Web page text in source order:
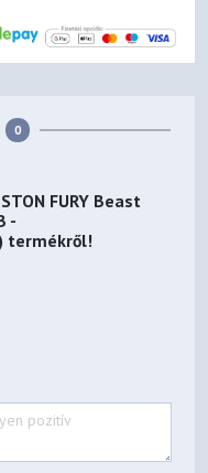
0
FURY Beast
-
termékről!